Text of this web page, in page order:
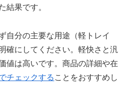
結果です。
自分の主要な用途（軽トレイ
確にしてください。軽快さと汎
値は高いです。商品の詳細や在
チェックする ことをおすすめし